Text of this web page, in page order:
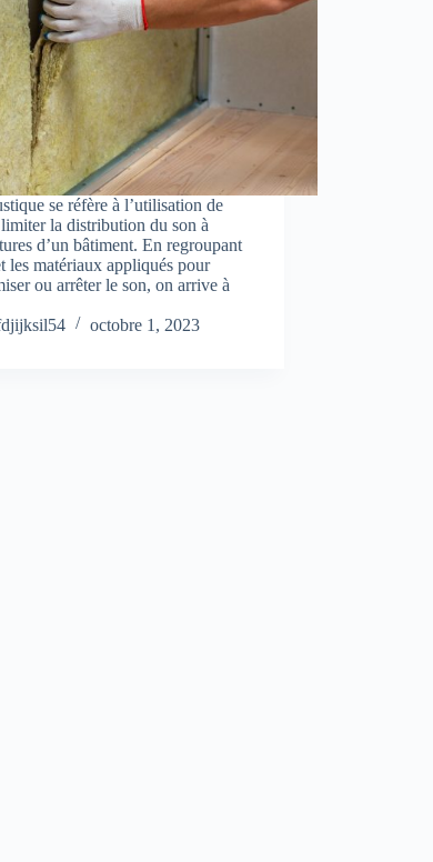
se réfère à l’utilisation de
la distribution du son à
d’un bâtiment. En regroupant
les matériaux appliqués pour
ou arrêter le son, on arrive à
octobre 1, 2023